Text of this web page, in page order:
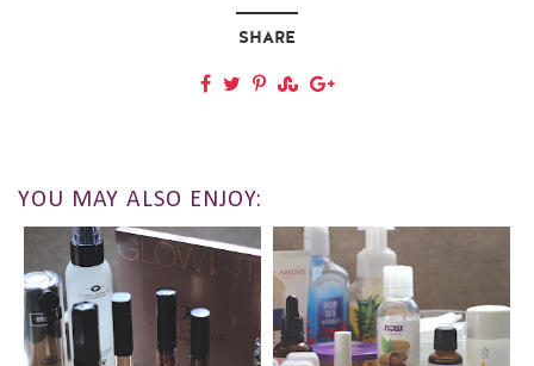
SHARE
YOU MAY ALSO ENJOY: